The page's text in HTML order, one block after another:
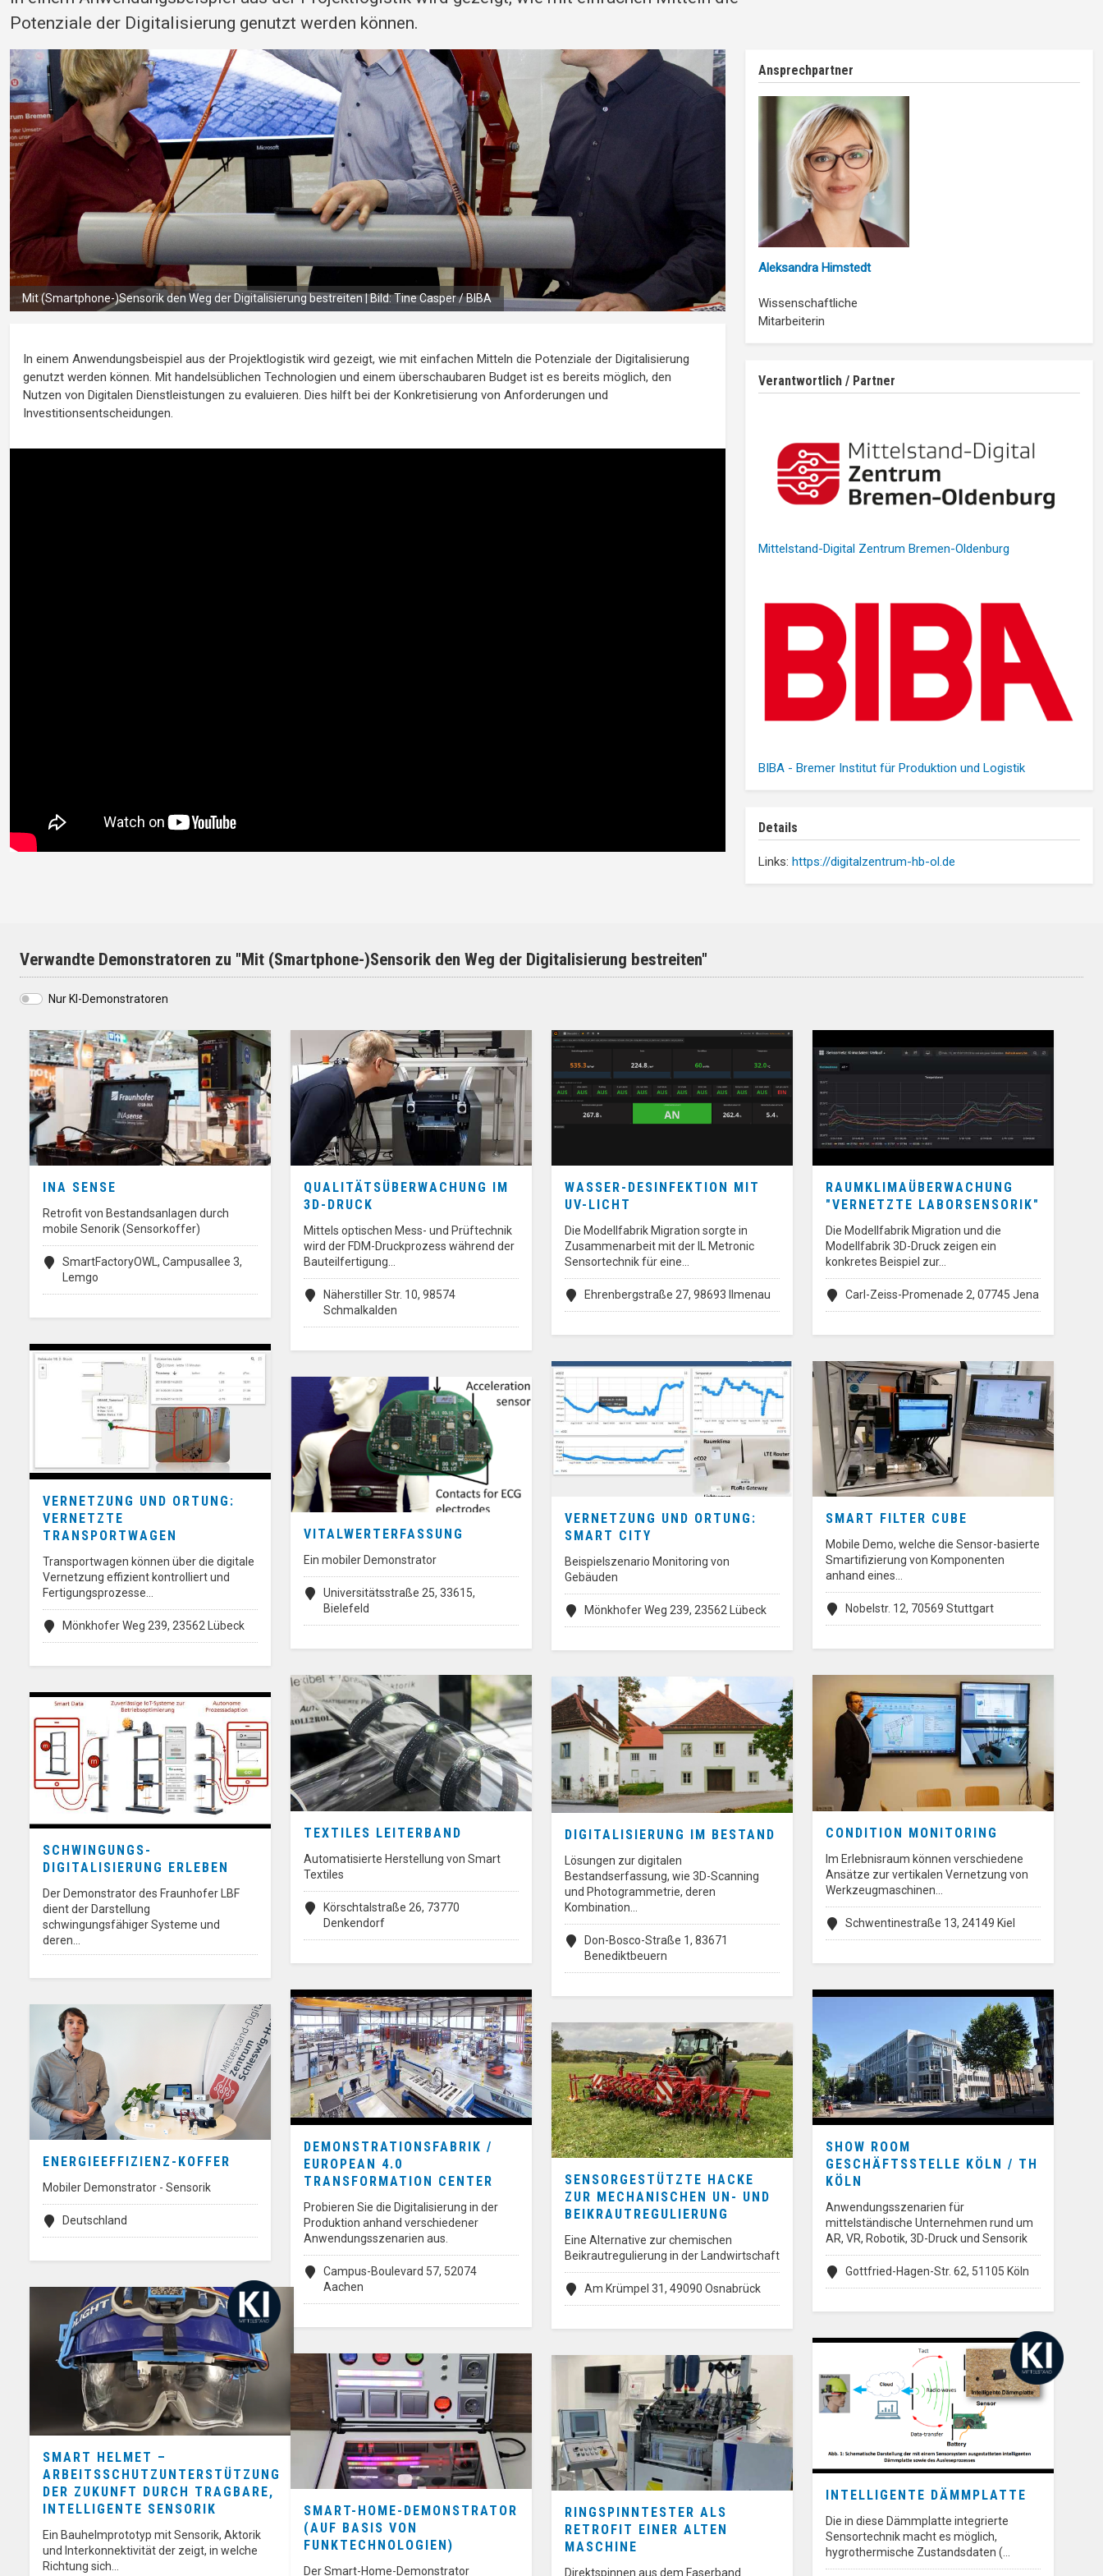
Potenziale der Digitalisierung genutzt werden können.
Mit (Smartphone-)Sensorik den Weg der Digitalisierung bestreiten | Bild: Tine Casper / BIBA
In einem Anwendungsbeispiel aus der Projektlogistik wird gezeigt, wie mit einfachen Mitteln die Potenziale der Digitalisierung
genutzt werden können. Mit handelsüblichen Technologien und einem überschaubaren Budget ist es bereits möglich, den
Nutzen von Digitalen Dienstleistungen zu evaluieren. Dies hilft bei der Konkretisierung von Anforderungen und
Investitionsentscheidungen.
Ansprechpartner
Aleksandra Himstedt
Wissenschaftliche
Mitarbeiterin
Verantwortlich / Partner
Mittelstand-Digital Zentrum Bremen-Oldenburg
BIBA - Bremer Institut für Produktion und Logistik
Details
Links: https://digitalzentrum-hb-ol.de
Verwandte Demonstratoren zu "Mit (Smartphone-)Sensorik den Weg der Digitalisierung bestreiten"
Nur KI-Demonstratoren
INA SENSE
Retrofit von Bestandsanlagen durch
mobile Senorik (Sensorkoffer)
SmartFactoryOWL, Campusallee 3,
Lemgo
QUALITÄTSÜBERWACHUNG IM
3D-DRUCK
Mittels optischen Mess- und Prüftechnik
wird der FDM-Druckprozess während der
Bauteilfertigung…
Näherstiller Str. 10, 98574
Schmalkalden
WASSER-DESINFEKTION MIT
UV-LICHT
Die Modellfabrik Migration sorgte in
Zusammenarbeit mit der IL Metronic
Sensortechnik für eine…
Ehrenbergstraße 27, 98693 Ilmenau
RAUMKLIMAÜBERWACHUNG
"VERNETZTE LABORSENSORIK"
Die Modellfabrik Migration und die
Modellfabrik 3D-Druck zeigen ein
konkretes Beispiel zur…
Carl-Zeiss-Promenade 2, 07745 Jena
VERNETZUNG UND ORTUNG:
VERNETZTE
TRANSPORTWAGEN
Transportwagen können über die digitale
Vernetzung effizient kontrolliert und
Fertigungsprozesse…
Mönkhofer Weg 239, 23562 Lübeck
VERNETZUNG UND ORTUNG:
SMART CITY
Beispielszenario Monitoring von
Gebäuden
Mönkhofer Weg 239, 23562 Lübeck
SMART FILTER CUBE
Mobile Demo, welche die Sensor-basierte
Smartifizierung von Komponenten
anhand eines…
Nobelstr. 12, 70569 Stuttgart
VITALWERTERFASSUNG
Ein mobiler Demonstrator
Universitätsstraße 25, 33615,
Bielefeld
TEXTILES LEITERBAND
Automatisierte Herstellung von Smart
Textiles
Körschtalstraße 26, 73770
Denkendorf
CONDITION MONITORING
Im Erlebnisraum können verschiedene
Ansätze zur vertikalen Vernetzung von
Werkzeugmaschinen…
Schwentinestraße 13, 24149 Kiel
DIGITALISIERUNG IM BESTAND
Lösungen zur digitalen
Bestandserfassung, wie 3D-Scanning
und Photogrammetrie, deren
Kombination…
Don-Bosco-Straße 1, 83671
Benediktbeuern
SCHWINGUNGS-
DIGITALISIERUNG ERLEBEN
Der Demonstrator des Fraunhofer LBF
dient der Darstellung
schwingungsfähiger Systeme und
deren…
DEMONSTRATIONSFABRIK /
EUROPEAN 4.0
TRANSFORMATION CENTER
Probieren Sie die Digitalisierung in der
Produktion anhand verschiedener
Anwendungsszenarien aus.
Campus-Boulevard 57, 52074
Aachen
SHOW ROOM
GESCHÄFTSSTELLE KÖLN / TH
KÖLN
Anwendungsszenarien für
mittelständische Unternehmen rund um
AR, VR, Robotik, 3D-Druck und Sensorik
Gottfried-Hagen-Str. 62, 51105 Köln
ENERGIEEFFIZIENZ-KOFFER
Mobiler Demonstrator - Sensorik
Deutschland
SENSORGESTÜTZTE HACKE
ZUR MECHANISCHEN UN- UND
BEIKRAUTREGULIERUNG
Eine Alternative zur chemischen
Beikrautregulierung in der Landwirtschaft
Am Krümpel 31, 49090 Osnabrück
SMART HELMET –
ARBEITSSCHUTZUNTERSTÜTZUNG
DER ZUKUNFT DURCH TRAGBARE,
INTELLIGENTE SENSORIK
Ein Bauhelmprototyp mit Sensorik, Aktorik
und Interkonnektivität der zeigt, in welche
Richtung sich…
INTELLIGENTE DÄMMPLATTE
Die in diese Dämmplatte integrierte
Sensortechnik macht es möglich,
hygrothermische Zustandsdaten (…
SMART-HOME-DEMONSTRATOR
(AUF BASIS VON
FUNKTECHNOLOGIEN)
Der Smart-Home-Demonstrator
RINGSPINNTESTER ALS
RETROFIT EINER ALTEN
MASCHINE
Direktspinnen aus dem Faserband